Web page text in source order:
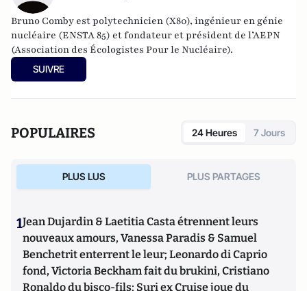
Bruno Comby est polytechnicien (X80), ingénieur en génie
nucléaire (ENSTA 85) et fondateur et président de l’AEPN
(Association des Écologistes Pour le Nucléaire).
SUIVRE
POPULAIRES 24 Heures 7 Jours
PLUS LUS PLUS PARTAGES
1Jean Dujardin & Laetitia Casta étrennent leurs
nouveaux amours, Vanessa Paradis & Samuel
Benchetrit enterrent le leur; Leonardo di Caprio
fond, Victoria Beckham fait du brukini, Cristiano
Ronaldo du bisco-fils; Suri ex Cruise joue du